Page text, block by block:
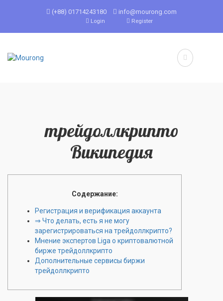
(+88) 01714243180 info@mourong.com
Login Register
трейдоллкрипто
Википедия
Содержание:
Регистрация и верификация аккаунта
⇒ Что делать, есть я не могу
зарегистрироваться на трейдоллкрипто?
Мнение экспертов Liga о криптовалютной
бирже трейдоллкрипто
Дополнительные сервисы биржи
трейдоллкрипто